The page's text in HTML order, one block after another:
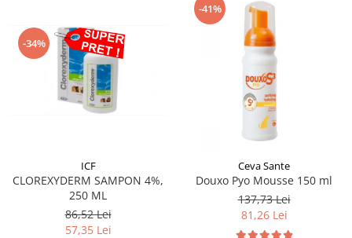
-34%
ICF
CLOREXYDERM SAMPON 4%,
250 ML
86,52 Lei
57,35 Lei
-41%
Ceva Sante
Douxo Pyo Mousse 150 ml
137,73 Lei
81,26 Lei